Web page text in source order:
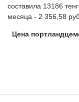
составила 13186
месяца - 2 356,58
Цена